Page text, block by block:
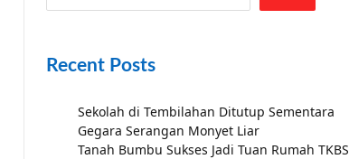
Recent Posts
Sekolah di Tembilahan Ditutup Sementara
Gegara Serangan Monyet Liar
Tanah Bumbu Sukses Jadi Tuan Rumah TKBS